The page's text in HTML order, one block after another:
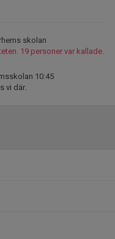
skolan
19 personer var kallade.
10:45
vi där.